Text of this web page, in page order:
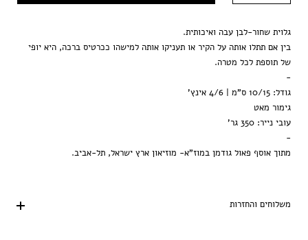
גלוית שחור-לבן עבה ואיכותית.
בין אם תתלו אותה על הקיר או תעניקו אותה למישהו ככרטיס ברכה, היא יופי
של תוספת לכל מטרה.
-
גודל: 10/15 ס"מ | 4/6 אינץ'
גימור מאט
עובי נייר: 350 גר'
-
מתוך אוסף פאול גודמן במוז"א- מוזיאון ארץ ישראל, תל-אביב.
משלוחים והחזרות